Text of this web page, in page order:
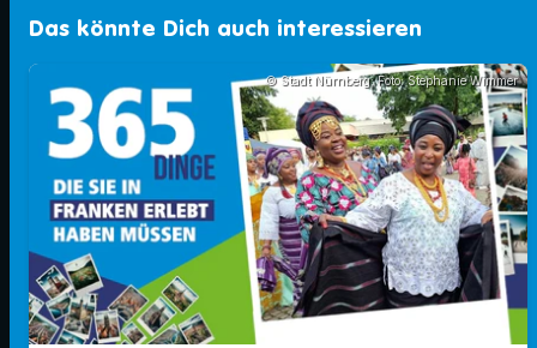
Das könnte Dich auch interessieren
© Stadt Nürnberg; Foto: Stephanie Wimmer